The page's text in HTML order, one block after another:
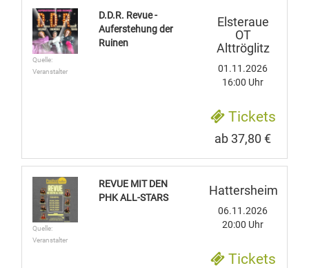
Quelle:
Veranstalter
D.D.R. Revue -
Auferstehung der
Ruinen
Elsteraue
OT
Alttröglitz
01.11.2026
16:00 Uhr
Tickets
ab 37,80 €
Quelle:
Veranstalter
REVUE MIT DEN
PHK ALL-STARS
Hattersheim
06.11.2026
20:00 Uhr
Tickets